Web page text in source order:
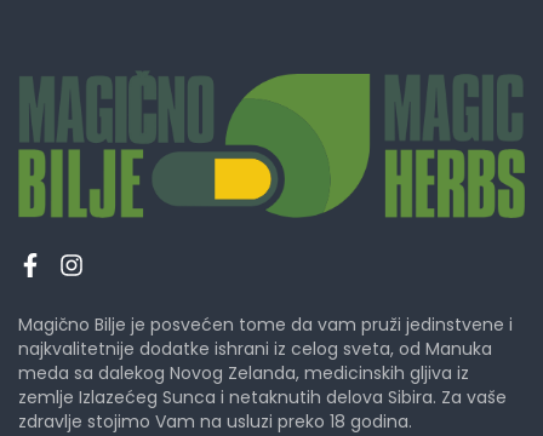
Magično Bilje je posvećen tome da vam pruži jedinstvene i
najkvalitetnije dodatke ishrani iz celog sveta, od Manuka
meda sa dalekog Novog Zelanda, medicinskih gljiva iz
zemlje Izlazećeg Sunca i netaknutih delova Sibira. Za vaše
zdravlje stojimo Vam na usluzi preko 18 godina.